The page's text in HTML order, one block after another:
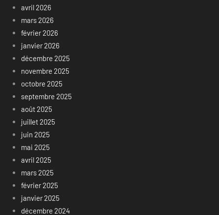
avril 2026
mars 2026
février 2026
janvier 2026
décembre 2025
novembre 2025
octobre 2025
septembre 2025
août 2025
juillet 2025
juin 2025
mai 2025
avril 2025
mars 2025
février 2025
janvier 2025
décembre 2024